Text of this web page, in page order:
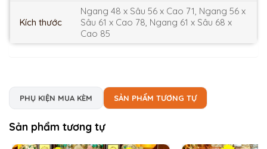
Kích thước
Ngang 48 x Sâu 56 x Cao 71, Ngang 56 x
Sâu 61 x Cao 78, Ngang 61 x Sâu 68 x
Cao 85
PHỤ KIỆN MUA KÈM SẢN PHẨM TƯƠNG TỰ
Sản phẩm tương tự